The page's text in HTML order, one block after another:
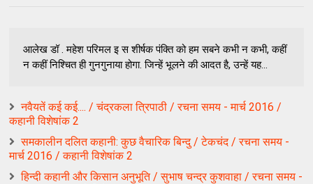
आलेख डॉ . महेश परिमल इ स शीर्षक पंक्ति को हम सबने कभी न कभी, कहीं
न कहीं निश्चित ही गुनगुनाया होगा. जिन्हें भूलने की आदत है, उन्हें यह...
नवैयतें कई कई.... / चंद्रकला त्रिपाठी / रचना समय - मार्च 2016 /
कहानी विशेषांक 2
समकालीन दलित कहानी: कुछ वैचारिक बिन्दु / टेकचंद / रचना समय -
मार्च 2016 / कहानी विशेषांक 2
हिन्दी कहानी और किसान अनुभूति / सुभाष चन्द्र कुशवाहा / रचना समय -